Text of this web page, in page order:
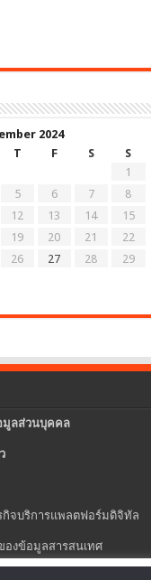
2024
T F S
S
1
5 6 7
8
12 13 14
15
19 20 21
22
26 27 28
29
มูลส่วนบุคคล
กิจบริการแพลตฟอร์มดิจิทัล
งข้อมูลสารสนเทศ